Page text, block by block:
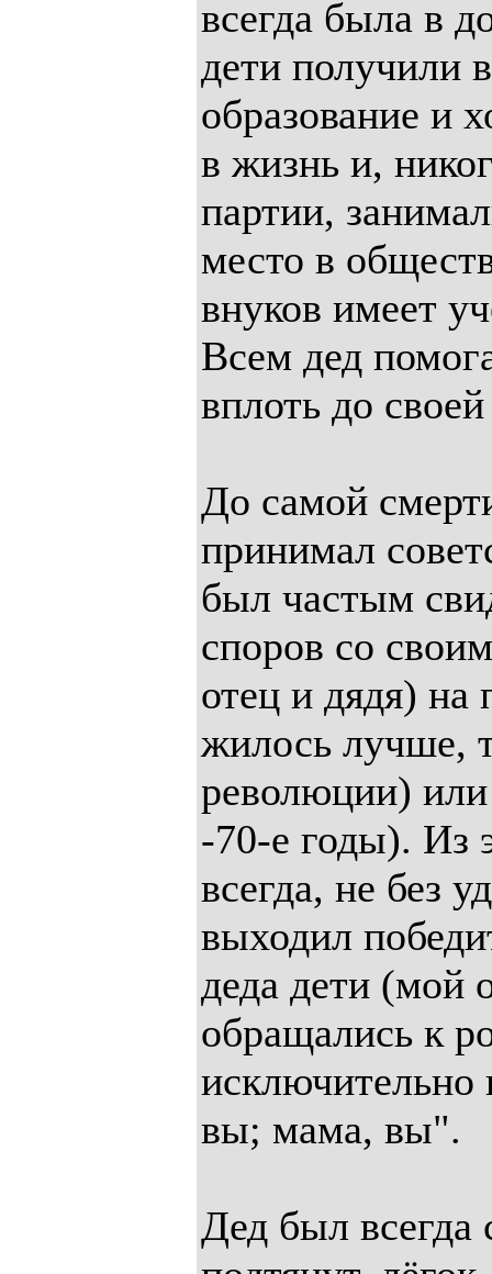
всегда была в
дети получили
образование и
в жизнь и,
партии,
место в
внуков имеет
Всем дед
вплоть до
До самой
принимал
был частым
споров со
отец и дядя) на
жилось лучше,
революции)
-70-е годы). Из
всегда, не без
выходил
деда дети (мой
обращались к
вы; мама, вы".
Дед был всегда